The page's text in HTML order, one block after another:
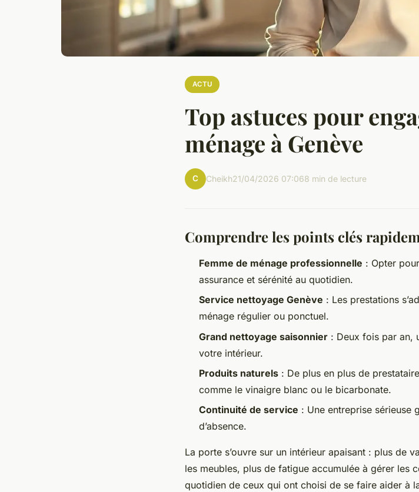
ACTU
Top astuces pour
ménage à Genève
C Cheikh21/04/2026 07:068 min de lecture
Comprendre les points clés
Femme de ménage professionnelle : Opter
assurance et sérénité au quotidien.
Service nettoyage Genève : Les prestations
ménage régulier ou ponctuel.
Grand nettoyage saisonnier : Deux fois par an,
votre intérieur.
Produits naturels : De plus en plus de
comme le vinaigre blanc ou le bicarbonate.
Continuité de service : Une entreprise sérieuse
d’absence.
La porte s’ouvre sur un intérieur apaisant : plus de
les meubles, plus de fatigue accumulée à gérer les
quotidien de ceux qui ont choisi de se faire aider à